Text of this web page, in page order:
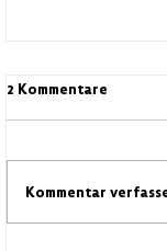
2 Kommentare
Kommentar